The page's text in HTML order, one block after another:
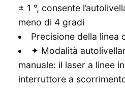
± 1 °, consente
meno di 4 gradi
Precisione della linea
✦ Modalità
manuale: il laser a linee
interruttore a